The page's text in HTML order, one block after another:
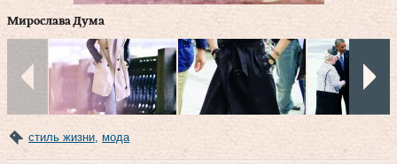
Мирослава Дума
стиль жизни, мода